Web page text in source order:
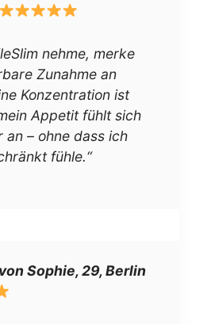
nehme, merke
Zunahme an
Konzentration ist
Appetit fühlt sich
– ohne dass ich
fühle.“
Sophie, 29, Berlin